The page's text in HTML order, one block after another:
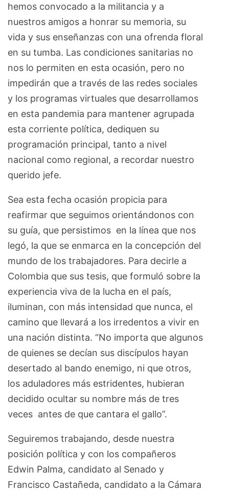
hemos convocado a la militancia y a
nuestros amigos a honrar su memoria, su
vida y sus enseñanzas con una ofrenda floral
en su tumba. Las condiciones sanitarias no
nos lo permiten en esta ocasión, pero no
impedirán que a través de las redes sociales
y los programas virtuales que desarrollamos
en esta pandemia para mantener agrupada
esta corriente política, dediquen su
programación principal, tanto a nivel
nacional como regional, a recordar nuestro
querido jefe.
Sea esta fecha ocasión propicia para
reafirmar que seguimos orientándonos con
su guía, que persistimos en la línea que nos
legó, la que se enmarca en la concepción del
mundo de los trabajadores. Para decirle a
Colombia que sus tesis, que formuló sobre la
experiencia viva de la lucha en el país,
iluminan, con más intensidad que nunca, el
camino que llevará a los irredentos a vivir en
una nación distinta. “No importa que algunos
de quienes se decían sus discípulos hayan
desertado al bando enemigo, ni que otros,
los aduladores más estridentes, hubieran
decidido ocultar su nombre más de tres
veces antes de que cantara el gallo”.
Seguiremos trabajando, desde nuestra
posición política y con los compañeros
Edwin Palma, candidato al Senado y
Francisco Castañeda, candidato a la Cámara